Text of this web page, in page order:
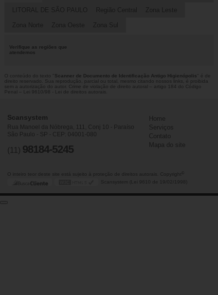
LITORAL DE SÃO PAULO Região Central Zona Leste
Zona Norte Zona Oeste Zona Sul
Verifique as regiões que
atendemos
O conteúdo do texto " Scanner de Documento de Identificação Antigo Higienópolis " é de
direito reservado. Sua reprodução, parcial ou total, mesmo citando nossos links, é proibida
sem a autorização do autor. Crime de violação de direito autoral – artigo 184 do Código
Penal – Lei 9610/98 - Lei de direitos autorais .
Scansystem
Rua Manoel da Nóbrega, 111, Conj 10 - Paraíso
São Paulo - SP - CEP: 04001-080
(11) 98184-5245
Home
Serviços
Contato
Mapa do site
O inteiro teor deste site está sujeito à proteção de direitos autorais. Copyright
Scansystem (Lei 9610 de 19/02/1998)